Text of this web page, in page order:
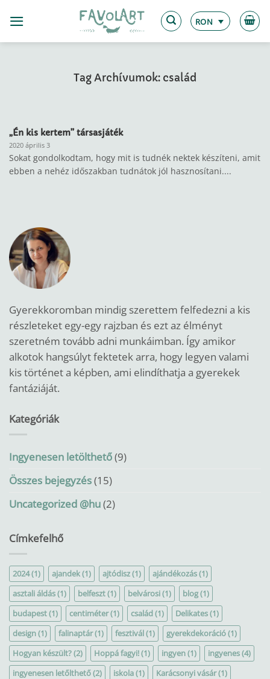
RON
Tag Archívumok: család
„Én kis kertem” társasjáték
2020 április 3
Sokat gondolkodtam, hogy mit is tudnék nektek készíteni, amit
ebben a nehéz időszakban tudnátok jól hasznosítani....
Gyerekkoromban mindig szerettem felfedezni a kis
részleteket egy-egy rajzban és ezt az élményt
szeretném tovább adni munkáimban. Így amikor
alkotok hangsúlyt fektetek arra, hogy legyen valami
kis történet a képben, ami elindíthatja a gyerekek
fantáziáját.
Kategóriák
Ingyenesen letölthető(9)
Összes bejegyzés(15)
Uncategorized @hu(2)
Címkefelhő
2024(1) ajandek(1) ajtódisz(1) ajándékozás(1)
asztali áldás(1) belfeszt(1) belvárosi(1) blog(1)
budapest(1) centiméter(1) család(1) Delikates(1)
design(1) falinaptár(1) fesztivál(1) gyerekdekoráció(1)
Hogyan készült?(2) Hoppá fagyi!(1) ingyen(1) ingyenes(4)
ingyenesen letőlthető(2) iskola(1) Karácsonyi vásár(1)